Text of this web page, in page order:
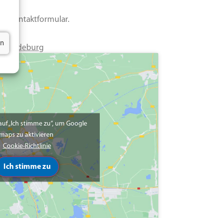
Kontaktformular.
Magdeburg
„Ich stimme zu“, um Google
zu aktivieren
Cookie-Richtlinie
Ich stimme zu